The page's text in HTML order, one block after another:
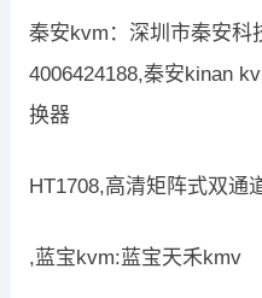
秦安kvm：深圳市秦安科
4006424188,秦安kinan
换器
HT1708,高清矩阵式双通
,蓝宝kvm:蓝宝天禾kmv